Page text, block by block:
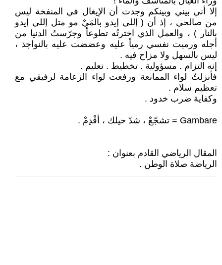
إلا أني بيني وبينكم وجدت أن الإيغال في المنفخة ليس
من صالحي ، إذ أن ( إللي إيدو بالمَيْ مو متل إللي إيدو
بالنار ) ، والعمل الذي اخترتُه تطوعاً وجرّستُ الدنيا من
أجله ورميت نفسي رمياً عليه وعضضت عليه بالنواجذ ،
ليس بالسهل ولا مزاح فيه .
إنه التزام . مسؤولية . تخطيط . تعليم .
فأنزلتُ لواء الممانعة ورفعت لواء الزعامة لرفيقي مع
تعظيم سلام .
وكفاية ضرب خدود .
Gambare = تشجّعْ ، شدّ حيلك ، أقْدِمْ .
المقال الرياضي القادم بعنوان :
الرياضة صلاة الوطن .